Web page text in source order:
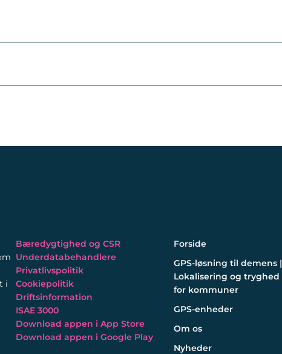
i
Bæredygtighed og CSR
Underdatabehandlere
Privatlivspolitik
Cookiepolitik
Driftsinformation
ISAE 3000
Download appen i App Store
Download appen i Google Play
Forside
GPS-løsning til demens |
Lokalisering og tryghed
for kommuner
GPS-enheder
Om os
Nyheder